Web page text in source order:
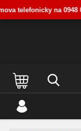
telefonicky na 0948